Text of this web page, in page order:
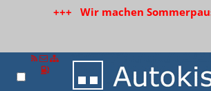
+++ Wir machen